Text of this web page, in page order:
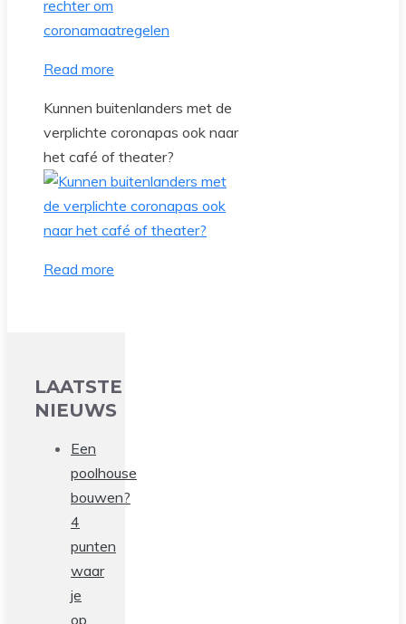
Read more
Kunnen buitenlanders met de
verplichte coronapas ook naar
het café of theater?
Read more
LAATSTE
NIEUWS
Een
poolhouse
bouwen?
4
punten
waar
je
op